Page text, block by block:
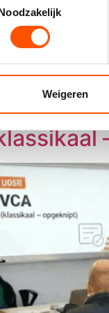
Weigeren
zonder
verantwoord